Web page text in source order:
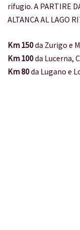
rifugio. A PARTIRE
ALTANCA AL LAGO
Km 150da Zurigo e
Km 100da Lucerna,
Km 80da Lugano e